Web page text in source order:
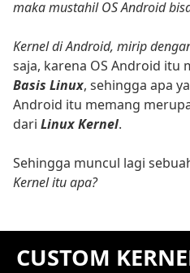
maka mustahil OS Android
Kernel di Android, mirip
saja, karena OS Android itu
Basis Linux, sehingga apa
Android itu memang
dari Linux Kernel.
Sehingga muncul lagi
Kernel itu apa?
CUSTOM